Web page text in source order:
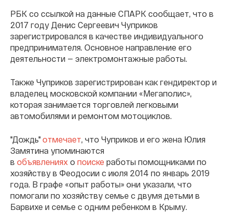
РБК со ссылкой на данные СПАРК сообщает, что в
2017 году Денис Сергеевич Чуприков
зарегистрировался в качестве индивидуального
предпринимателя. Основное направление его
деятельности — электромонтажные работы.
Также Чуприков зарегистрирован как гендиректор и
владелец московской компании «Мегаполис»,
которая занимается торговлей легковыми
автомобилями и ремонтом мотоциклов.
"Дождь" отмечает, что Чуприков и его жена Юлия
Замятина упоминаются
в объявлениях о поиске работы помощниками по
хозяйству в Феодосии с июля 2014 по январь 2019
года. В графе «опыт работы» они указали, что
помогали по хозяйству семье с двумя детьми в
Барвихе и семье с одним ребенком в Крыму.